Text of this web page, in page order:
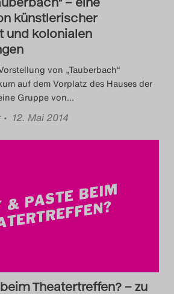
künstlerischer
und kolonialen
von „Tauberbach“
auf dem Vorplatz des Hauses der
Gruppe von…
• 12. Mai 2014
Theatertreffen? – zu